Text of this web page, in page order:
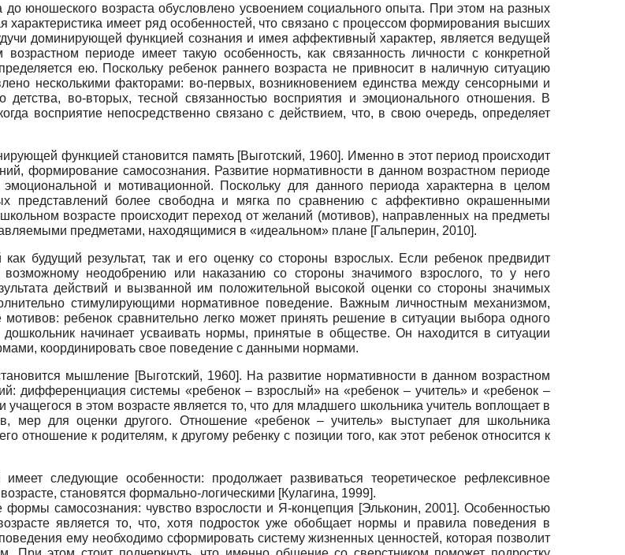
до юношеского возраста обусловлено усвоением социального опыта. При этом на разных
характеристика имеет ряд особенностей, что связано с процессом формирования высших
доминирующей функцией сознания и имея аффективный характер, является ведущей
периоде имеет такую особенность, как связанность личности с конкретной
ею. Поскольку ребенок раннего возраста не привносит в наличную ситуацию
несколькими факторами: во-первых, возникновением единства между сенсорными и
во-вторых, тесной связанностью восприятия и эмоционального отношения. В
восприятие непосредственно связано с действием, что, в свою очередь, определяет
функцией становится память [Выготский, 1960]. Именно в этот период происходит
формирование самосознания. Развитие нормативности в данном возрастном периоде
и мотивационной. Поскольку для данного периода характерна в целом
представлений более свободна и мягка по сравнению с аффективно окрашенными
возрасте происходит переход от желаний (мотивов), направленных на предметы
предметами, находящимися в «идеальном» плане [Гальперин, 2010].
будущий результат, так и его оценку со стороны взрослых. Если ребенок предвидит
неодобрению или наказанию со стороны значимого взрослого, то у него
действий и вызванной им положительной высокой оценки со стороны значимых
стимулирующими нормативное поведение. Важным личностным механизмом,
ребенок сравнительно легко может принять решение в ситуации выбора одного
дошкольник начинает усваивать нормы, принятые в обществе. Он находится в ситуации
координировать свое поведение с данными нормами.
мышление [Выготский, 1960]. На развитие нормативности в данном возрастном
дифференциация системы «ребенок – взрослый» на «ребенок – учитель» и «ребенок –
в этом возрасте является то, что для младшего школьника учитель воплощает в
мер для оценки другого. Отношение «ребенок – учитель» выступает для школьника
отношение к родителям, к другому ребенку с позиции того, как этот ребенок относится к
следующие особенности: продолжает развиваться теоретическое рефлексивное
становятся формально-логическими [Кулагина, 1999].
самосознания: чувство взрослости и Я-концепция [Эльконин, 2001]. Особенностью
является то, что, хотя подросток уже обобщает нормы и правила поведения в
ему необходимо сформировать систему жизненных ценностей, которая позволит